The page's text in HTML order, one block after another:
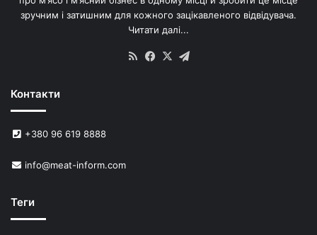
е
й
У
р
ї
зручним і затишним для кожного зацікавленого відвідувача.
Читати далі...
RSS Facebook
X
Контакти
+380 96 619 8888
info@meat-inform.com
Теги